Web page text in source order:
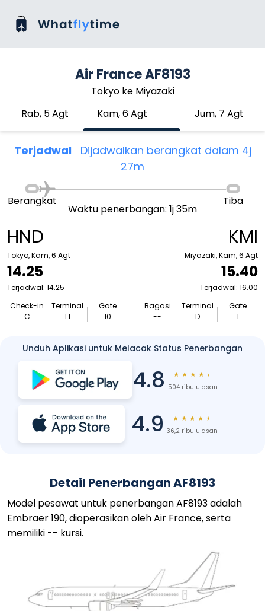
Air France AF8193
Tokyo ke Miyazaki
Rab, 5 Agt
Kam, 6 Agt Jum, 7 Agt
Terjadwal
Dijadwalkan berangkat dalam 4j
27m
HND
Tokyo, Kam, 6 Agt
14.25
Terjadwal: 14.25
Check-in
C
Terminal
T1
Gate
10
Berangkat
Waktu penerbangan: 1j 35m
Tiba
KMI
Miyazaki, Kam, 6 Agt
15.40
Terjadwal: 16.00
Bagasi
--
Terminal
D
Gate
1
Unduh Aplikasi untuk Melacak Status Penerbangan
4.8 ★ ★ ★ ★ ★
504 ribu ulasan
4.9 ★ ★ ★ ★ ★
36,2 ribu ulasan
Detail Penerbangan AF8193
Model pesawat untuk penerbangan AF8193 adalah
Embraer 190, dioperasikan oleh Air France, serta
memiliki -- kursi.